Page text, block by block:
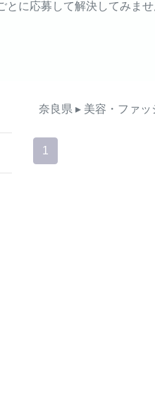
とに応募して解決してみませ
奈良県 ▸ 美容・ファッ
1